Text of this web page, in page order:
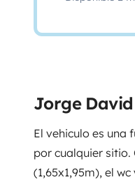
Jorge
El vehiculo es una
por cualquier
(1,65x1,95m), el